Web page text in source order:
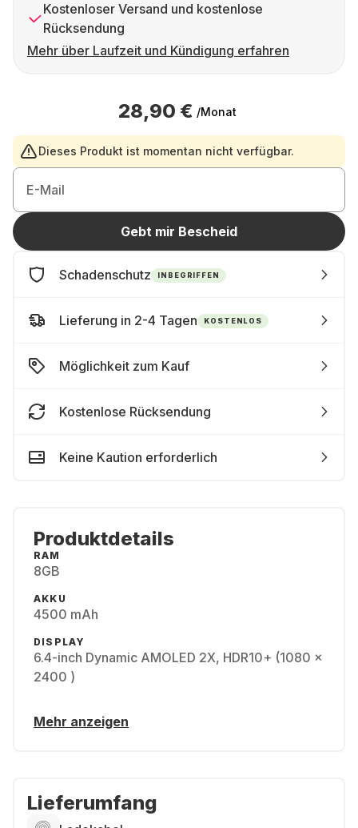
Kostenloser Versand und kostenlose
Rücksendung
Mehr über Laufzeit und Kündigung erfahren
28,90 € /Monat
Dieses Produkt ist momentan nicht verfügbar.
E-Mail
Gebt mir Bescheid
Schadenschutz INBEGRIFFEN
Lieferung in 2-4 Tagen KOSTENLOS
Möglichkeit zum Kauf
Kostenlose Rücksendung
Keine Kaution erforderlich
Produktdetails
RAM
8GB
AKKU
4500 mAh
DISPLAY
6.4-inch Dynamic AMOLED 2X, HDR10+ (1080 x
2400 )
Mehr anzeigen
Lieferumfang